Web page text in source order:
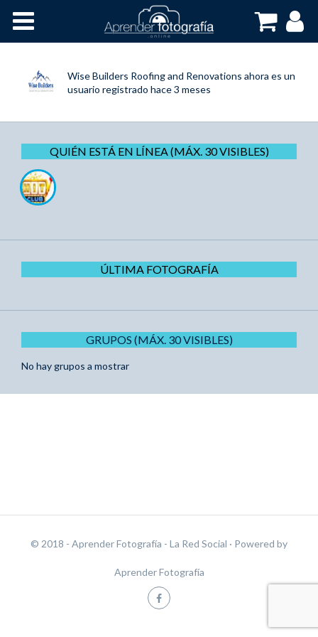
Wise Builders Roofing and Renovations ahora es un
usuario registrado hace 3 meses
QUIÉN ESTÁ EN LÍNEA (MÁX. 30 VISIBLES)
ÚLTIMA FOTOGRAFÍA
GRUPOS (MÁX. 30 VISIBLES)
No hay grupos a mostrar
© 2018 - Aprender Fotografía - La Red Social · Powered by
Aprender Fotografía